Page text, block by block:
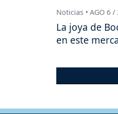
Noticias • AGO 6 /
La joya de
en este